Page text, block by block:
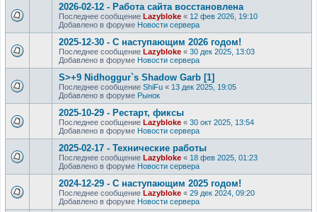
2026-02-12 - Работа сайта восстановлена
Последнее сообщение Lazybloke « 12 фев 2026, 19:10
Добавлено в форуме Новости сервера
2025-12-30 - С наступающим 2026 годом!
Последнее сообщение Lazybloke « 30 дек 2025, 13:03
Добавлено в форуме Новости сервера
S>+9 Nidhoggur`s Shadow Garb [1]
Последнее сообщение ShiFu « 13 дек 2025, 19:05
Добавлено в форуме Рынок
2025-10-29 - Рестарт, фиксы
Последнее сообщение Lazybloke « 30 окт 2025, 13:54
Добавлено в форуме Новости сервера
2025-02-17 - Технические работы
Последнее сообщение Lazybloke « 18 фев 2025, 01:23
Добавлено в форуме Новости сервера
2024-12-29 - С наступающим 2025 годом!
Последнее сообщение Lazybloke « 29 дек 2024, 09:20
Добавлено в форуме Новости сервера